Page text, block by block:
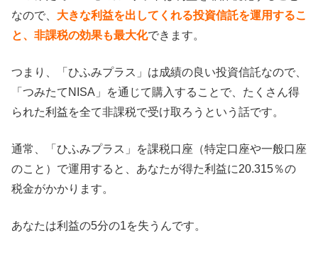
なので、 大きな利益を出してくれる投資信託を運用するこ
と、非課税の効果も最大化できます。
つまり、「ひふみプラス」は成績の良い投資信託なので、
「つみたてNISA」を通じて購入することで、たくさん得
られた利益を全て非課税で受け取ろうという話です。
通常、「ひふみプラス」を課税口座（特定口座や一般口座
のこと）で運用すると、あなたが得た利益に20.315％の
税金がかかります。
あなたは利益の5分の1を失うんです。